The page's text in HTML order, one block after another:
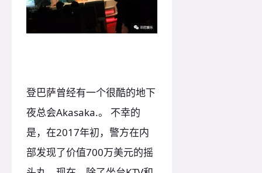
登巴萨曾经有一个很酷的地下
夜总会Akasaka.。 不幸的
是，在2017年初，警方在内
部发现了价值700万美元的摇